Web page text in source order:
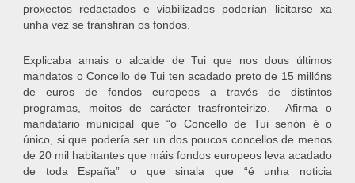
proxectos redactados e viabilizados poderían licitarse xa
unha vez se transfiran os fondos.
Explicaba amais o alcalde de Tui que nos dous últimos
mandatos o Concello de Tui ten acadado preto de 15 millóns
de euros de fondos europeos a través de distintos
programas, moitos de carácter trasfronteirizo. Afirma o
mandatario municipal que “o Concello de Tui senón é o
único, si que podería ser un dos poucos concellos de menos
de 20 mil habitantes que máis fondos europeos leva acadado
de toda España” o que sinala que “é unha noticia